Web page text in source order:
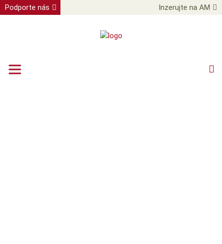
Podporte nás Inzerujte na AM